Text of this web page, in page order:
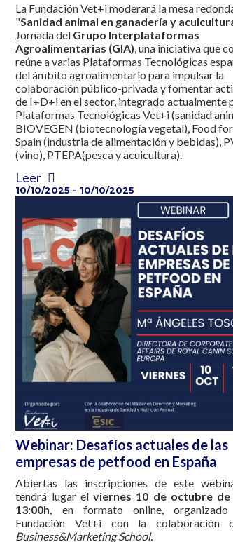
La Fundación Vet+i moderará la mesa
"Sanidad animal en ganadería y
Jornada del Grupo Interplataformas
Agroalimentarias (GIA) , una iniciativa que
reúne a varias Plataformas Tecnológicas
del ámbito agroalimentario para impulsar la
colaboración público-privada y fomentar
de I+D+i en el sector, integrado actualmente
Plataformas Tecnológicas Vet+i (sanidad
BIOVEGEN (biotecnología vegetal), Food
Spain (industria de alimentación y bebidas),
(vino), PTEPA(pesca y acuicultura).
Leer
10/10/2025 - 10/10/2025
Webinar: Desafíos actuales de las
empresas de petfood en España
Abiertas las inscripciones de este
tendrá lugar elviernes 10 de octubre de
13:00h, en formato online,
Fundación Vet+i con la colaboración
Business&Marketing School.